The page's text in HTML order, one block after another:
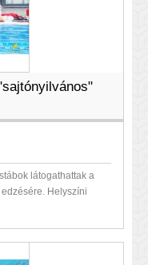
látogathattak a
Helyszíni